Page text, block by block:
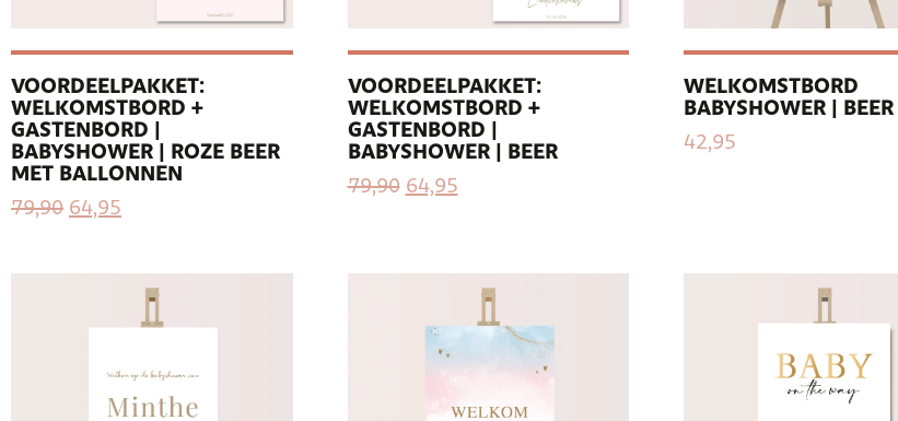
VOORDEELPAKKET:
WELKOMSTBORD +
GASTENBORD |
BABYSHOWER | ROZE BEER
MET BALLONNEN
79,90 64,95
VOORDEELPAKKET:
WELKOMSTBORD +
GASTENBORD |
BABYSHOWER | BEER
79,90 64,95
WELKOMSTBORD
BABYSHOWER | BEER
42,95